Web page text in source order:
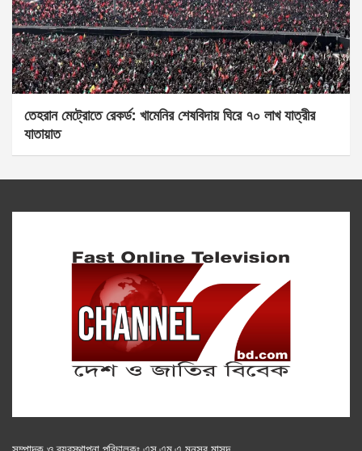
তেহরান মেট্রোতে রেকর্ড: খামেনির শেষবিদায় ঘিরে ৭০ লাখ যাত্রীর
যাতায়াত